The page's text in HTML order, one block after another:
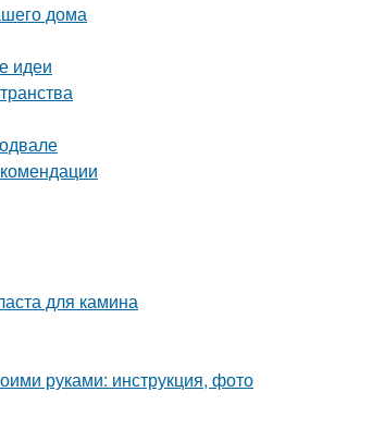
дома
идеи
для камина
руками: инструкция, фото